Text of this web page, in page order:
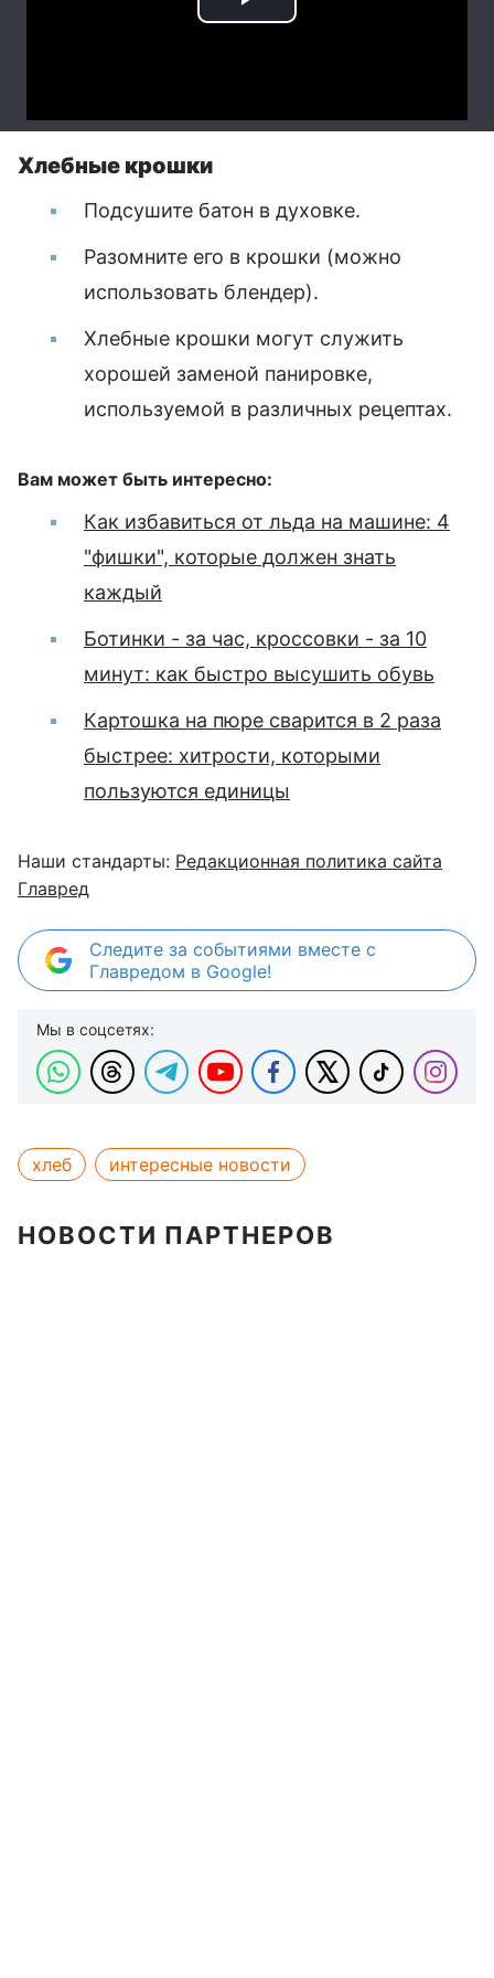
Хлебные крошки
Подсушите батон в духовке.
Разомните его в крошки (можно
использовать блендер).
Хлебные крошки могут служить
хорошей заменой панировке,
используемой в различных рецептах.
Вам может быть интересно:
Как избавиться от льда на машине: 4
"фишки", которые должен знать
каждый
Ботинки - за час, кроссовки - за 10
минут: как быстро высушить обувь
Картошка на пюре сварится в 2 раза
быстрее: хитрости, которыми
пользуются единицы
Наши стандарты: Редакционная политика сайта
Главред
Следите за событиями вместе с
Главредом в Google!
Мы в соцсетях:
хлеб интересные новости
НОВОСТИ ПАРТНЕРОВ